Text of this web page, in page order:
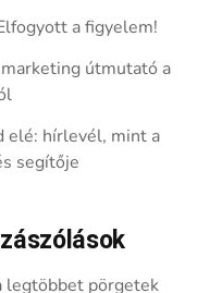
a figyelem!
útmutató a
elé: hírlevél, mint a
segítője
legtöbbet pörgetek